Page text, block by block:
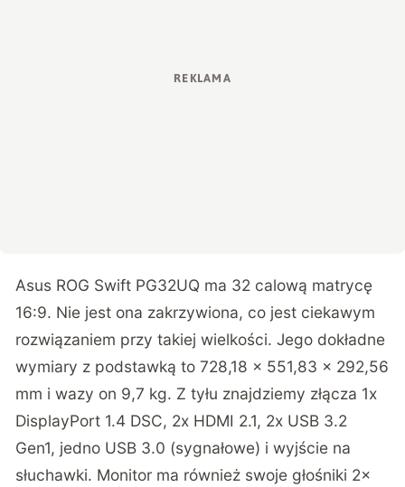
Asus ROG Swift PG32UQ ma 32 calową matrycę
16:9. Nie jest ona zakrzywiona, co jest ciekawym
rozwiązaniem przy takiej wielkości. Jego dokładne
wymiary z podstawką to 728,18 x 551,83 x 292,56
mm i wazy on 9,7 kg. Z tyłu znajdziemy złącza 1x
DisplayPort 1.4 DSC, 2x HDMI 2.1, 2x USB 3.2
Gen1, jedno USB 3.0 (sygnałowe) i wyjście na
słuchawki. Monitor ma również swoje głośniki 2x